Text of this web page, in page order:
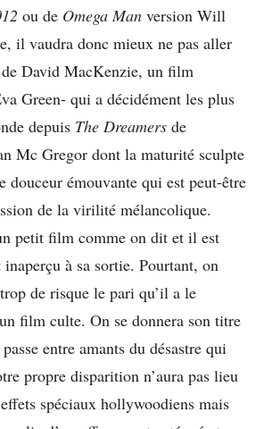
ou de Omega Man version Will
il vaudra donc mieux ne pas aller
de David MacKenzie, un film
Green- qui a décidément les plus
depuis The Dreamers de
Mc Gregor dont la maturité sculpte
douceur émouvante qui est peut-être
de la virilité mélancolique.
petit film comme on dit et il est
inaperçu à sa sortie. Pourtant, on
de risque le pari qu’il a le
film culte. On se donnera son titre
entre amants du désastre qui
propre disparition n’aura pas lieu
spéciaux hollywoodiens mais